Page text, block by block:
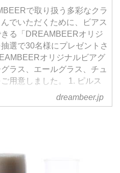
で取り扱う多彩なクラ
でいただくために、ビアス
る「DREAMBEERオリジ
選で30名様にプレゼントさ
オリジナルビアグ
ラス、エールグラス、チュ
用意しました。 1. ピルス
dreambeer.jp